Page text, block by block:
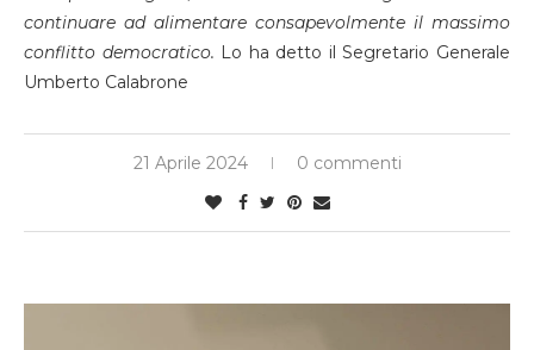
continuare ad alimentare consapevolmente il massimo
conflitto democratico. Lo ha detto il Segretario Generale
Umberto Calabrone
21 Aprile 2024 0 commenti